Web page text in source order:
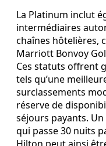
La Platinum inclut
intermédiaires
chaînes hôtelières,
Marriott Bonvoy
Ces statuts offrent
tels qu’une
surclassements
réserve de
séjours payants.
qui passe 30 nuits